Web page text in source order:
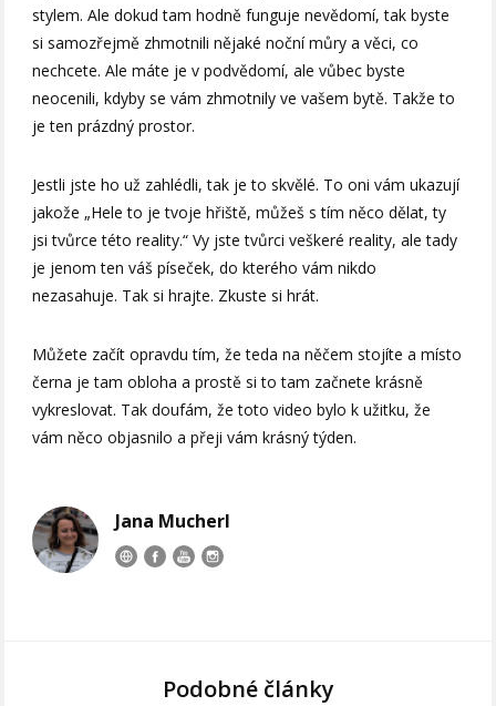
stylem. Ale dokud tam hodně funguje nevědomí, tak byste
si samozřejmě zhmotnili nějaké noční můry a věci, co
nechcete. Ale máte je v podvědomí, ale vůbec byste
neocenili, kdyby se vám zhmotnily ve vašem bytě. Takže to
je ten prázdný prostor.
Jestli jste ho už zahlédli, tak je to skvělé. To oni vám ukazují
jakože „Hele to je tvoje hřiště, můžeš s tím něco dělat, ty
jsi tvůrce této reality.“ Vy jste tvůrci veškeré reality, ale tady
je jenom ten váš píseček, do kterého vám nikdo
nezasahuje. Tak si hrajte. Zkuste si hrát.
Můžete začít opravdu tím, že teda na něčem stojíte a místo
černa je tam obloha a prostě si to tam začnete krásně
vykreslovat. Tak doufám, že toto video bylo k užitku, že
vám něco objasnilo a přeji vám krásný týden.
Jana Mucherl
Podobné články